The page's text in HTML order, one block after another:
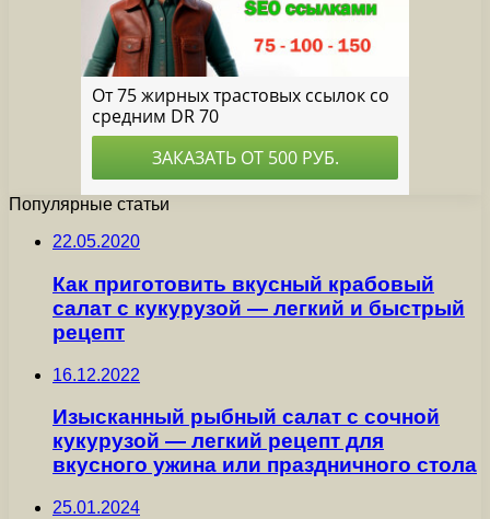
Популярные статьи
22.05.2020
Как приготовить вкусный крабовый
салат с кукурузой — легкий и быстрый
рецепт
16.12.2022
Изысканный рыбный салат с сочной
кукурузой — легкий рецепт для
вкусного ужина или праздничного стола
25.01.2024